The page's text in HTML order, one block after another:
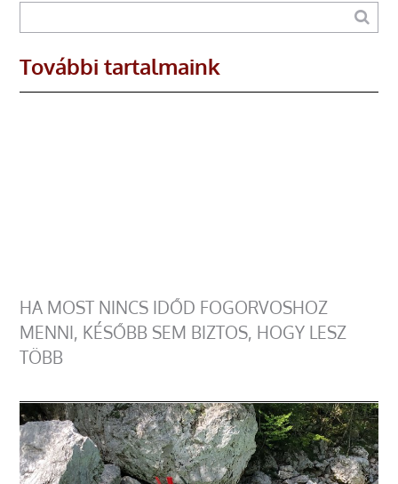
További tartalmaink
HA MOST NINCS IDŐD FOGORVOSHOZ
MENNI, KÉSŐBB SEM BIZTOS, HOGY LESZ
TÖBB